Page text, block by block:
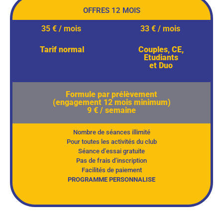
OFFRES 12 MOIS
35 € / mois
Tarif normal
33 € / mois
Couples, CE,
Etudiants
et Duo
Formule par prélèvement
(engagement 12 mois minimum)
9 € / semaine
Nombre de séances illimité
Pour toutes les activités du club
Séance d’essai gratuite
Pas de frais d’inscription
Facilités de paiement
PROGRAMME PERSONNALISE